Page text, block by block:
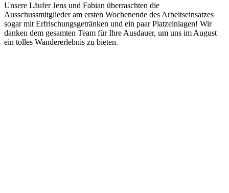
Unsere Läufer Jens und Fabian überraschten die
Ausschussmitglieder am ersten Wochenende des Arbeitseinsatzes
sogar mit Erfrischungsgetränken und ein paar Platzeinlagen! Wir
danken dem gesamten Team für Ihre Ausdauer, um uns im August
ein tolles Wandererlebnis zu bieten.